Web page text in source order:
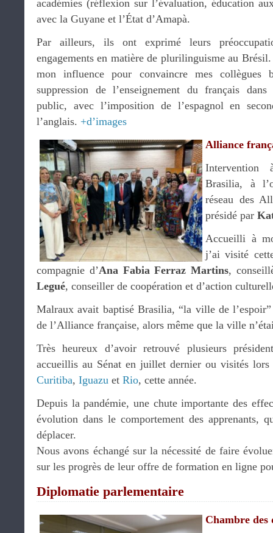
académies (réflexion sur l’évaluation, éducation
avec la Guyane et l’État d’Amapà.
Par ailleurs, ils ont exprimé leurs
engagements en matière de plurilinguisme au
mon influence pour convaincre mes collègues
suppression de l’enseignement du français dans
public, avec l’imposition de l’espagnol en
l’anglais. +d’images
Alliance
Intervention
Brasilia, à
réseau des
présidé par
Accueilli à
j’ai visité
compagnie d’Ana Fabia Ferraz Martins,
Legué, conseiller de coopération et d’action
Malraux avait baptisé Brasilia, “la ville de
de l’Alliance française, alors même que la ville
Très heureux d’avoir retrouvé plusieurs
accueillis au Sénat en juillet dernier ou visités lors
Curitiba, Iguazu et Rio, cette année.
Depuis la pandémie, une chute importante des
évolution dans le comportement des apprenants,
déplacer.
Nous avons échangé sur la nécessité de faire
sur les progrès de leur offre de formation en ligne
Diplomatie parlementaire
Chambre des